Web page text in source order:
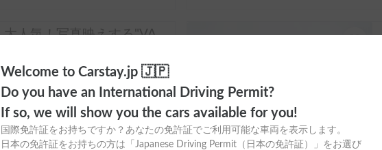
Welcome to Carstay.jp 🇯🇵
Do you have an International Driving Permit?
If so, we will show you the cars available for you!
国際免許証をお持ちですか？あなたの免許証でご利用可能な車両を表示します。
日本の免許証をお持ちの方は「Japanese Driving Permit（日本の免許証）」をお選び
大人気！写真映えする"VANLIFE"キャンパー「モビゴン」🍊
レンタカー カーシェア保険
神奈川県横浜市旭区二俣川, ' 相鉄線 二俣川駅
4.91(35)
¥20,000〜/ 24時間